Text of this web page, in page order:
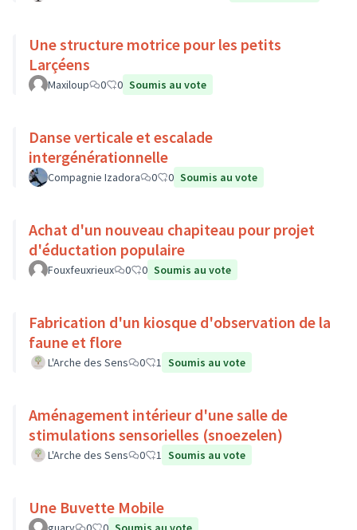
Une structure motrice pour les petits
Larçéens
Maxiloup 0 0 Soumis au vote
Danse verticale et escalade
intergénérationnelle
Compagnie Izadora 0 0 Soumis au vote
Achat d'un nouveau chapiteau pour projet
d'éductation populaire
Fouxfeuxrieux 0 0 Soumis au vote
Fabrication d'un kiosque d'observation de la
faune et flore
L'Arche des Sens 0 1 Soumis au vote
Aménagement intérieur d'une salle de
stimulations sensorielles (snoezelen)
L'Arche des Sens 0 1 Soumis au vote
Une Buvette Mobile